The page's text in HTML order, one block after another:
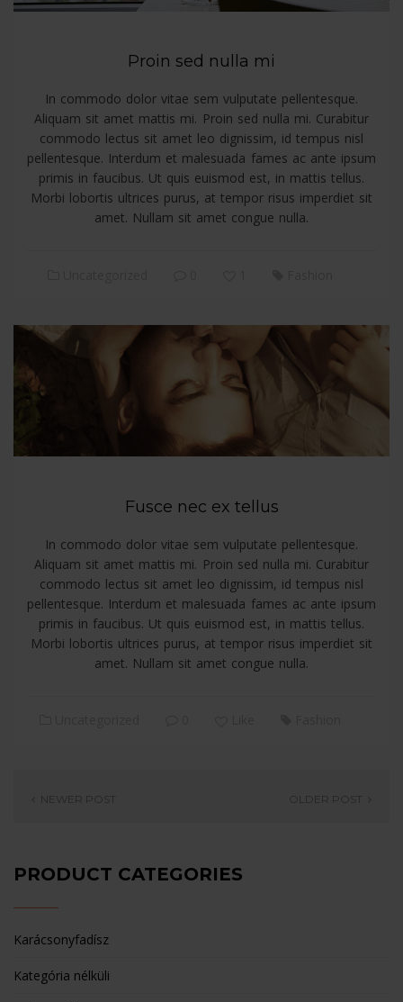
Proin sed nulla mi
In commodo dolor vitae sem vulputate pellentesque.
Aliquam sit amet mattis mi. Proin sed nulla mi. Curabitur
commodo lectus sit amet leo dignissim, id tempus nisl
pellentesque. Interdum et malesuada fames ac ante ipsum
primis in faucibus. Ut quis euismod est, in mattis tellus.
Morbi lobortis ultrices purus, at tempor risus imperdiet sit
amet. Nullam sit amet congue nulla.
Fusce nec ex tellus
In commodo dolor vitae sem vulputate pellentesque.
Aliquam sit amet mattis mi. Proin sed nulla mi. Curabitur
commodo lectus sit amet leo dignissim, id tempus nisl
pellentesque. Interdum et malesuada fames ac ante ipsum
primis in faucibus. Ut quis euismod est, in mattis tellus.
Morbi lobortis ultrices purus, at tempor risus imperdiet sit
amet. Nullam sit amet congue nulla.
NEWER POST OLDER POST
PRODUCT CATEGORIES
Karácsonyfadísz
Kategória nélküli